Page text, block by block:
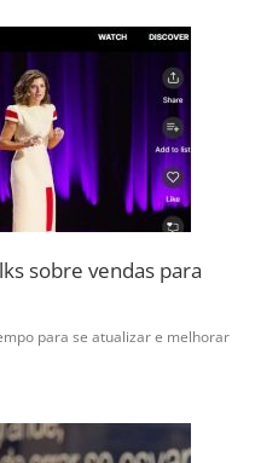
sobre vendas para
para se atualizar e melhorar